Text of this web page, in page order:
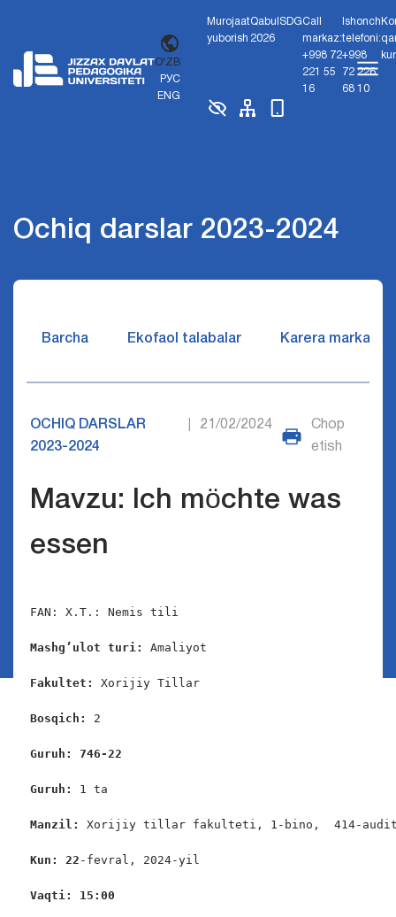
O'ZB
РУС
ENG
Murojaat
yuborish
Qabul
2026
SDGCall
markaz:
+998 72
221 55
16
Ishonch
telefoni:
+998
72 226
68 10
Ochiq darslar 2023-2024
Barcha Ekofaol talabalar Karera markazi
OCHIQ DARSLAR
2023-2024
21/02/2024
Chop
etish
Mavzu: Ich möchte was
essen
FAN: X.T.: Nemis tili
Mashg’ulot turi: Amaliyot
Fakultet: Xorijiy Tillar
Bosqich: 2
Guruh: 746-22
Guruh: 1 ta
Manzil: Xorijiy tillar fakulteti, 1-bino,  414-
Kun: 22 -fevral, 2024-yil
Vaqti: 15 :00